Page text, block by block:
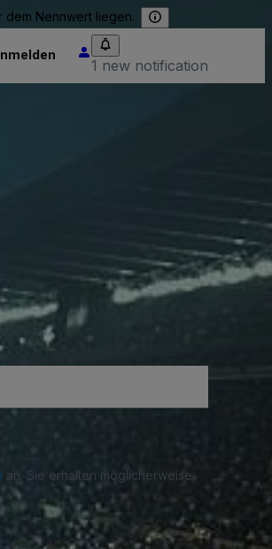
Nennwert liegen.
1 new notification
an. Sie erhalten möglicherweise